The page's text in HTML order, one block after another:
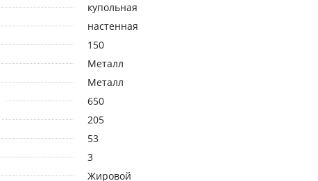
купольная
настенная
150
Металл
Металл
650
205
53
3
Жировой